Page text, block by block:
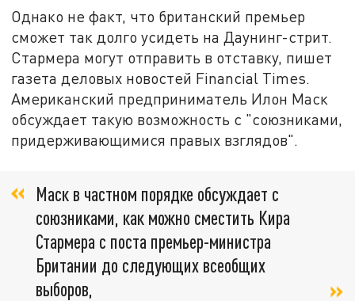
Однако не факт, что британский премьер
сможет так долго усидеть на Даунинг-стрит.
Стармера могут отправить в отставку, пишет
газета деловых новостей Financial Times.
Американский предприниматель Илон Маск
обсуждает такую возможность с "союзниками,
придерживающимися правых взглядов".
Маск в частном порядке обсуждает с
союзниками, как можно сместить Кира
Стармера с поста премьер-министра
Британии до следующих всеобщих
выборов,